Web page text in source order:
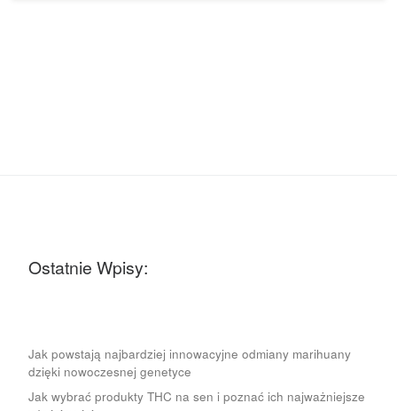
Ostatnie Wpisy:
Jak powstają najbardziej innowacyjne odmiany marihuany
dzięki nowoczesnej genetyce
Jak wybrać produkty THC na sen i poznać ich najważniejsze